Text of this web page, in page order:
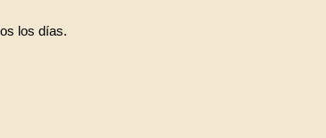
los días.